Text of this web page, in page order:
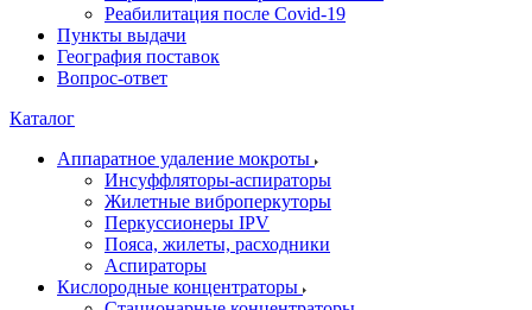
Реабилитация после Covid-19
Пункты выдачи
География поставок
Вопрос-ответ
Каталог
Аппаратное удаление мокроты
Инсуффляторы-аспираторы
Жилетные виброперкуторы
Перкуссионеры IPV
Пояса, жилеты, расходники
Аспираторы
Кислородные концентраторы